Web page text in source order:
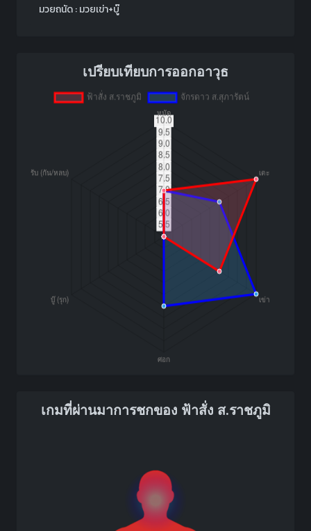
มวยถนัด : มวยเข่า+บู๊
เปรียบเทียบการออกอาวุธ
เกมที่ผ่านมาการชกของ ฟ้าสั่ง ส.ราชภูมิ